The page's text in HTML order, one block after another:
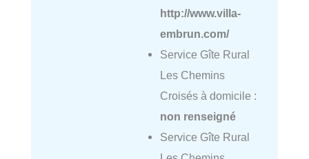
http://www.villa-
embrun.com/
Service Gîte Rural
Les Chemins
Croisés à domicile :
non renseigné
Service Gîte Rural